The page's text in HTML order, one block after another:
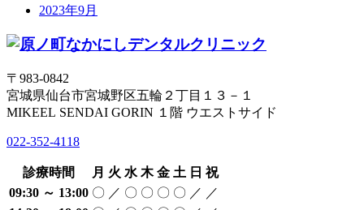
2023年9月
〒983-0842
宮城県仙台市宮城野区五輪２丁目１３－１
MIKEEL SENDAI GORIN １階 ウエストサイド
022-352-4118
診療時間 月 火 水 木 金 土 日 祝
09:30 ～ 13:00 〇 ／ 〇 〇 〇 〇 ／ ／